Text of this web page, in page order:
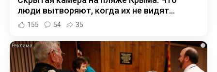
люди вытворяют, когда их не видят...
155 54 35
i